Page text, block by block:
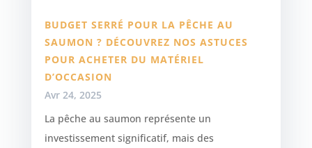
BUDGET SERRÉ POUR LA PÊCHE AU
SAUMON ? DÉCOUVREZ NOS ASTUCES
POUR ACHETER DU MATÉRIEL
D’OCCASION
Avr 24, 2025
La pêche au saumon représente un
investissement significatif, mais des